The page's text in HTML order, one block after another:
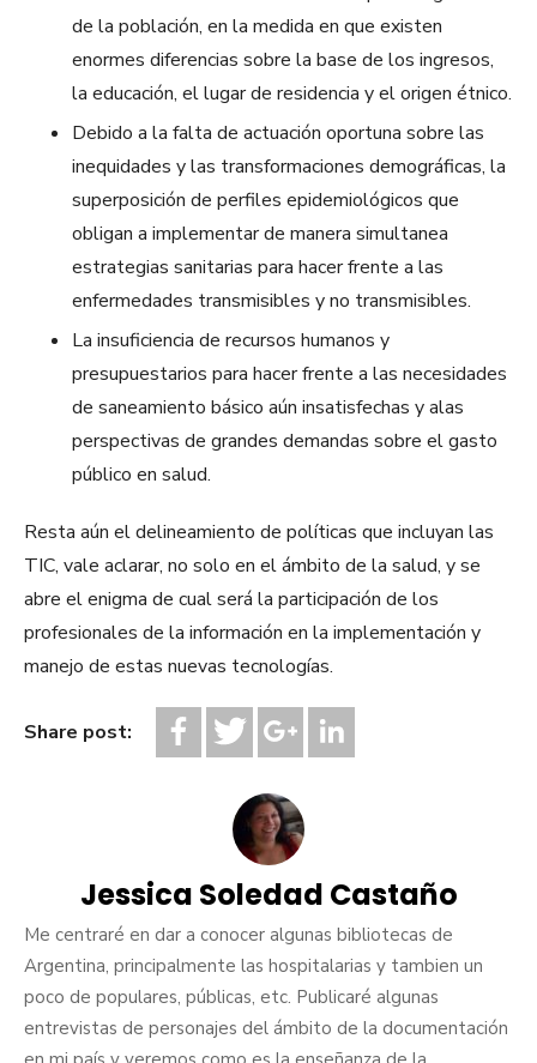
de la población, en la medida en que existen
enormes diferencias sobre la base de los ingresos,
la educación, el lugar de residencia y el origen étnico.
Debido a la falta de actuación oportuna sobre las
inequidades y las transformaciones demográficas, la
superposición de perfiles epidemiológicos que
obligan a implementar de manera simultanea
estrategias sanitarias para hacer frente a las
enfermedades transmisibles y no transmisibles.
La insuficiencia de recursos humanos y
presupuestarios para hacer frente a las necesidades
de saneamiento básico aún insatisfechas y alas
perspectivas de grandes demandas sobre el gasto
público en salud.
Resta aún el delineamiento de políticas que incluyan las
TIC, vale aclarar, no solo en el ámbito de la salud, y se
abre el enigma de cual será la participación de los
profesionales de la información en la implementación y
manejo de estas nuevas tecnologías.
Share post:
Jessica Soledad Castaño
Me centraré en dar a conocer algunas bibliotecas de
Argentina, principalmente las hospitalarias y tambien un
poco de populares, públicas, etc. Publicaré algunas
entrevistas de personajes del ámbito de la documentación